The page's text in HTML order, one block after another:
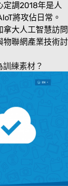
定調2018年是人
將攻佔日常。
大人工智慧訪問
物聯網產業技術討
練素材？